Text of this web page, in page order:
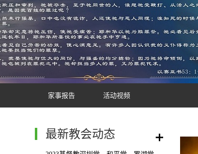
家事报告 活动视频
最新教会动态